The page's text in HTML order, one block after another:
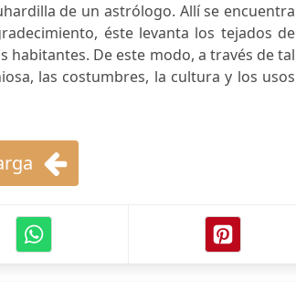
de un astrólogo. Allí se encuentra
éste levanta los tejados de
habitantes. De este modo, a través de tal
las costumbres, la cultura y los usos